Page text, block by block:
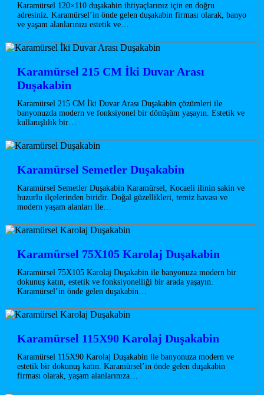
Karamürsel 120×110 duşakabin ihtiyaçlarınız için en doğru
adresiniz. Karamürsel’in önde gelen duşakabin firması olarak, banyo
ve yaşam alanlarınızı estetik ve…
Karamürsel 215 CM İki Duvar Arası
Duşakabin
Karamürsel 215 CM İki Duvar Arası Duşakabin çözümleri ile
banyonuzda modern ve fonksiyonel bir dönüşüm yaşayın. Estetik ve
kullanışlılık bir…
Karamürsel Semetler Duşakabin
Karamürsel Semetler Duşakabin Karamürsel, Kocaeli ilinin sakin ve
huzurlu ilçelerinden biridir. Doğal güzellikleri, temiz havası ve
modern yaşam alanları ile…
Karamürsel 75X105 Karolaj Duşakabin
Karamürsel 75X105 Karolaj Duşakabin ile banyonuza modern bir
dokunuş katın, estetik ve fonksiyonelliği bir arada yaşayın.
Karamürsel’in önde gelen duşakabin…
Karamürsel 115X90 Karolaj Duşakabin
Karamürsel 115X90 Karolaj Duşakabin ile banyonuza modern ve
estetik bir dokunuş katın. Karamürsel’in önde gelen duşakabin
firması olarak, yaşam alanlarınıza…